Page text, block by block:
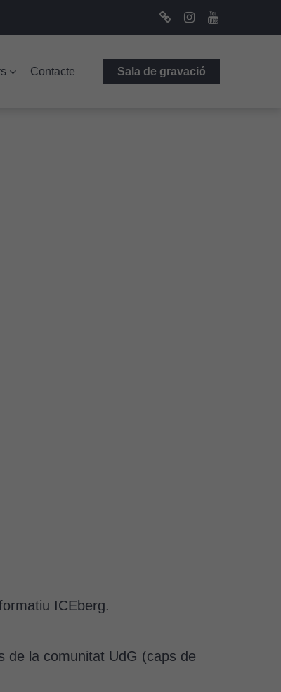
Contacte Sala de gravació
ICEberg.
de la comunitat UdG (caps de